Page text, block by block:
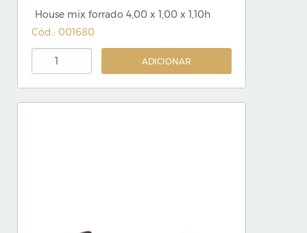
House mix forrado 4,00 x 1,00 x 1,10h
Cód.: 001680
ADICIONAR